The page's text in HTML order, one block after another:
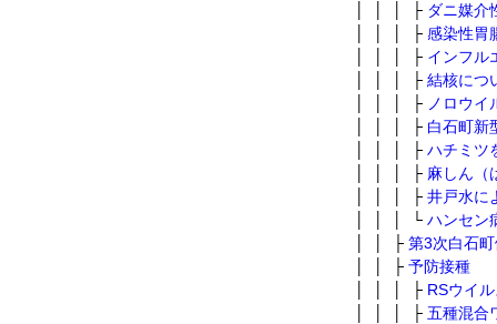
│ │ │ ├ ダニ媒介
│ │ │ ├ 感染性胃
│ │ │ ├ インフル
│ │ │ ├ 結核につ
│ │ │ ├ ノロウイ
│ │ │ ├ 白石町新
│ │ │ ├ ハチミツ
│ │ │ ├ 麻しん（
│ │ │ ├ 井戸水に
│ │ │ └ ハンセン
│ │ ├ 第3次白石
│ │ ├ 予防接種
│ │ │ ├ RSウイ
│ │ │ ├ 五種混合